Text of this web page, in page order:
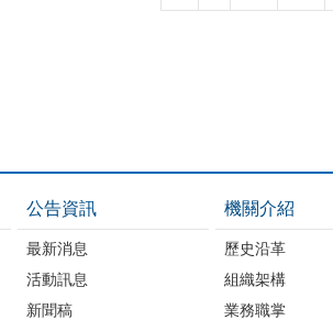
公告資訊
最新消息
活動訊息
新聞稿
機關介紹
歷史沿革
組織架構
業務職掌